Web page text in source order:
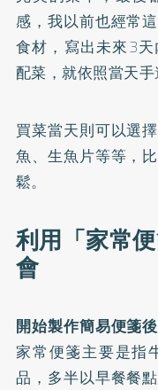
感，我以前也經常
食材，寫出未來3
配菜，就依照當天手
買菜當天則可以選
魚、生魚片等等，
鬆。
利用「家常
會
開始製作簡易便箋
家常便箋主要是指
品，多半以早餐餐